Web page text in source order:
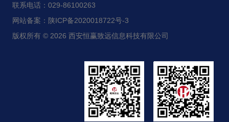
联系电话：029-86100263
网站备案：陕ICP备2020018722号-3
版权所有 © 2026 西安恒赢致远信息科技有限公司